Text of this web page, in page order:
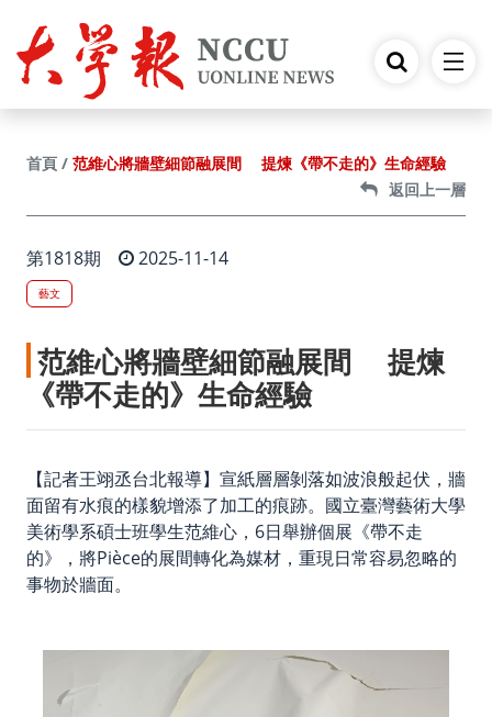
首頁
范維心將牆壁細節融展間 提煉《帶不走的》生命經驗
返回上一層
第1818期 2025-11-14
藝文
范維心將牆壁細節融展間 提煉
《帶不走的》生命經驗
【記者王翊丞台北報導】宣紙層層剝落如波浪般起伏，牆
面留有水痕的樣貌增添了加工的痕跡。國立臺灣藝術大學
美術學系碩士班學生范維心，6日舉辦個展《帶不走
的》，將Pièce的展間轉化為媒材，重現日常容易忽略的
事物於牆面。